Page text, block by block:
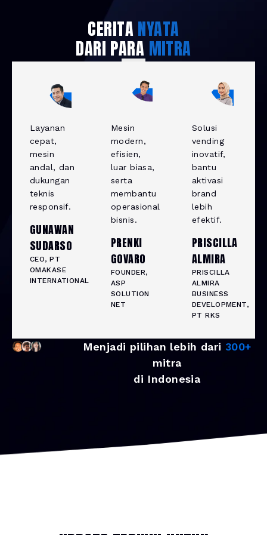
CERITANYATA
DARI PARA MITRA
Layanan
cepat,
mesin
andal, dan
dukungan
teknis
responsif.
GUNAWAN
SUDARSO
CEO, PT
OMAKASE
INTERNATIONAL
Mesin
modern,
efisien,
luar biasa,
serta
membantu
operasional
bisnis.
PRENKI
GOVARO
FOUNDER,
ASP
SOLUTION
NET
Solusi
vending
inovatif,
bantu
aktivasi
brand
lebih
efektif.
PRISCILLA
ALMIRA
PRISCILLA
ALMIRA
BUSINESS
DEVELOPMENT,
PT RKS
Menjadi pilihan lebih dari 300+
mitra
di Indonesia